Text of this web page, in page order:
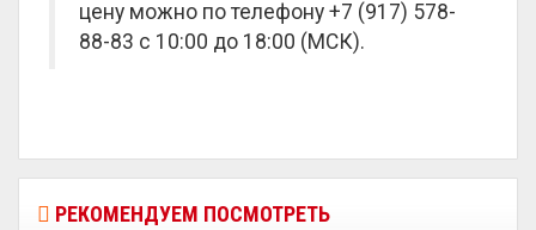
цену можно по телефону +7 (917) 578-
88-83 с 10:00 до 18:00 (МСК).
РЕКОМЕНДУЕМ ПОСМОТРЕТЬ